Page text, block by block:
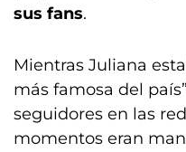
sus fans.
Mientras Juliana
más famosa del
seguidores en las
momentos eran